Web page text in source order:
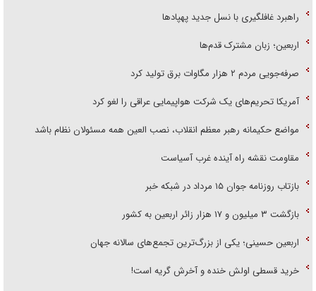
راهبرد غافلگیری با نسل جدید پهپاد‌ها
اربعین؛ زبان مشترک قدم‌ها
صرفه‌جویی مردم ۲ هزار مگاوات برق تولید کرد
آمریکا تحریم‌های یک شرکت هواپیمایی عراقی را لغو کرد
مواضع حکیمانه رهبر معظم انقلاب، نصب العین همه مسئولان نظام باشد
مقاومت نقشه راه آینده غرب آسیاست
بازتاب روزنامه جوان ۱۵ مرداد در شبکه خبر
بازگشت ۳ میلیون و ۱۷ هزار زائر اربعین به کشور
اربعین حسینی؛ یکی از بزرگ‌ترین تجمع‌های سالانه جهان
خرید قسطی اولش خنده و آخرش گریه است!